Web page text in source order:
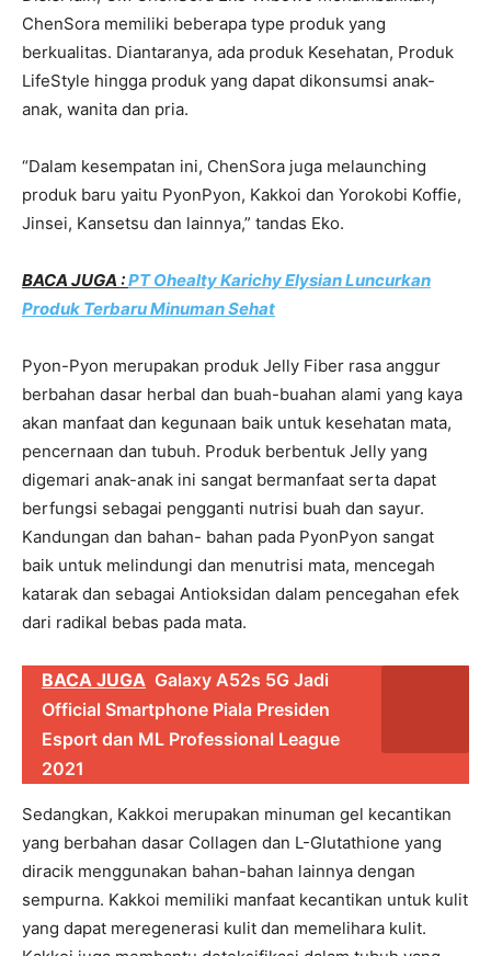
ChenSora memiliki beberapa type produk yang
berkualitas. Diantaranya, ada produk Kesehatan, Produk
LifeStyle hingga produk yang dapat dikonsumsi anak-
anak, wanita dan pria.
“Dalam kesempatan ini, ChenSora juga melaunching
produk baru yaitu PyonPyon, Kakkoi dan Yorokobi Koffie,
Jinsei, Kansetsu dan lainnya,” tandas Eko.
BACA JUGA :PT Ohealty Karichy Elysian Luncurkan
Produk Terbaru Minuman Sehat
Pyon-Pyon merupakan produk Jelly Fiber rasa anggur
berbahan dasar herbal dan buah-buahan alami yang kaya
akan manfaat dan kegunaan baik untuk kesehatan mata,
pencernaan dan tubuh. Produk berbentuk Jelly yang
digemari anak-anak ini sangat bermanfaat serta dapat
berfungsi sebagai pengganti nutrisi buah dan sayur.
Kandungan dan bahan- bahan pada PyonPyon sangat
baik untuk melindungi dan menutrisi mata, mencegah
katarak dan sebagai Antioksidan dalam pencegahan efek
dari radikal bebas pada mata.
BACA JUGA Galaxy A52s 5G Jadi
Official Smartphone Piala Presiden
Esport dan ML Professional League
2021
Sedangkan, Kakkoi merupakan minuman gel kecantikan
yang berbahan dasar Collagen dan L-Glutathione yang
diracik menggunakan bahan-bahan lainnya dengan
sempurna. Kakkoi memiliki manfaat kecantikan untuk kulit
yang dapat meregenerasi kulit dan memelihara kulit.